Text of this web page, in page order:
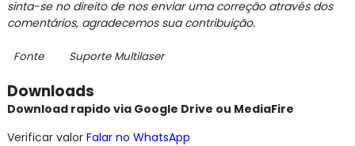
sinta-se no direito de nos enviaruma correção através dos
comentários, agradecemos sua contribuição.
Fonte Suporte Multilaser
Downloads
Download rapido via Google Drive ou MediaFire
Verificar valor Falar no WhatsApp